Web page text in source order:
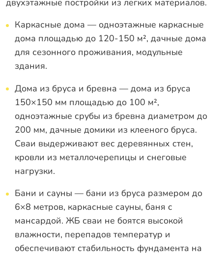
двухэтажные постройки из легких материалов.
Каркасные дома — одноэтажные каркасные
дома площадью до 120-150 м², дачные дома
для сезонного проживания, модульные
здания.
Дома из бруса и бревна — дома из бруса
150×150 мм площадью до 100 м²,
одноэтажные срубы из бревна диаметром до
200 мм, дачные домики из клееного бруса.
Сваи выдерживают вес деревянных стен,
кровли из металлочерепицы и снеговые
нагрузки.
Бани и сауны — бани из бруса размером до
6×8 метров, каркасные сауны, баня с
мансардой. ЖБ сваи не боятся высокой
влажности, перепадов температур и
обеспечивают стабильность фундамента на